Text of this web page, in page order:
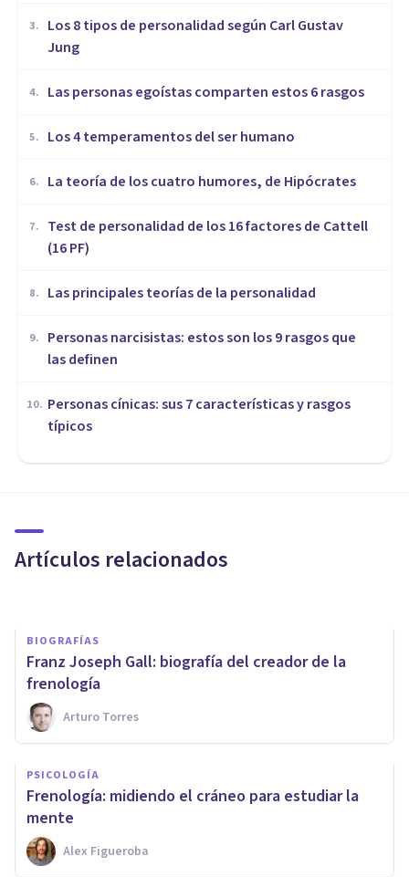
3.
​Los 8 tipos de personalidad según Carl Gustav
Jung
4. Las personas egoístas comparten estos 6 rasgos
5. Los 4 temperamentos del ser humano
6. ​La teoría de los cuatro humores, de Hipócrates
7.
Test de personalidad de los 16 factores de Cattell
(16 PF)
8. Las principales teorías de la personalidad
9.
Personas narcisistas: estos son los 9 rasgos que
las definen
10. Personas cínicas: sus 7 características y rasgos
típicos
Artículos relacionados
Morfopsicología: tus rasgos
personalidad?
BIOGRAFÍAS
Franz Joseph Gall: biografía del creador de la
frenología
Arturo Torres
PSICOLOGÍA
Frenología: midiendo el cráneo para estudiar la
mente
Alex Figueroba
PSICOLOGÍA FORENSE Y CRIMINALÍSTICA
Psicología criminal:
características y objetivos de
esta ciencia aplicada
Nahum Montagud Rubio